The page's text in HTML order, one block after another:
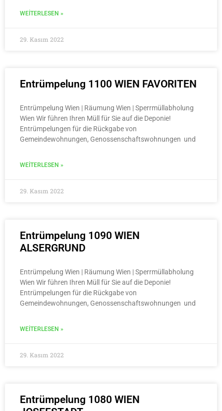
WEITERLESEN »
29. Kasım 2022
Entrümpelung 1100 WIEN FAVORITEN
Entrümpelung Wien | Räumung Wien | Sperrmüllabholung
Wien Wir führen Ihren Müll für Sie auf die Deponie!
Entrümpelungen für die Rückgabe von
Gemeindewohnungen, Genossenschaftswohnungen und
WEITERLESEN »
29. Kasım 2022
Entrümpelung 1090 WIEN
ALSERGRUND
Entrümpelung Wien | Räumung Wien | Sperrmüllabholung
Wien Wir führen Ihren Müll für Sie auf die Deponie!
Entrümpelungen für die Rückgabe von
Gemeindewohnungen, Genossenschaftswohnungen und
WEITERLESEN »
29. Kasım 2022
Entrümpelung 1080 WIEN